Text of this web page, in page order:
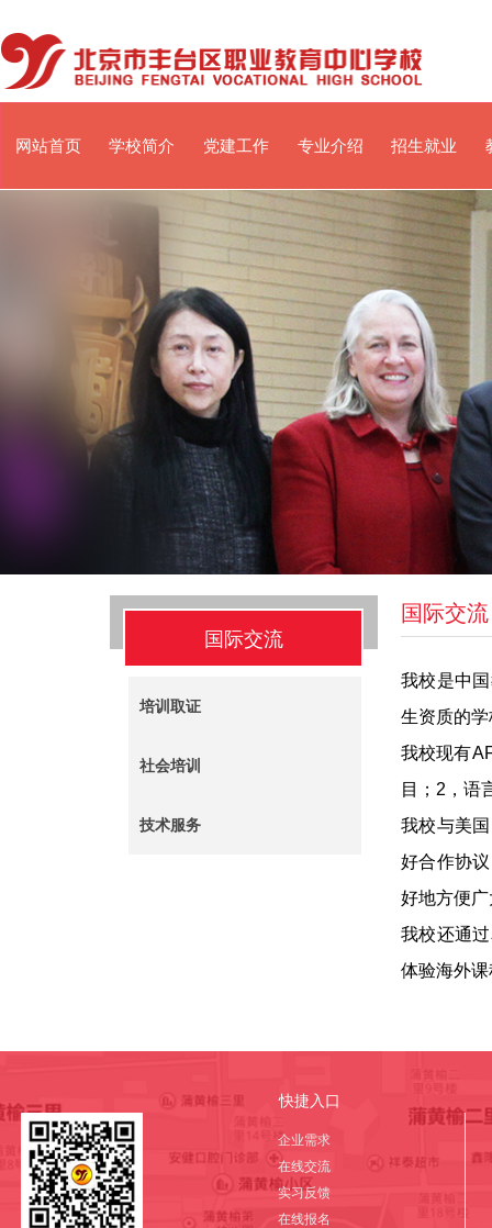
网站首页 学校简介 党建工作 专业介绍 招生就业
国际交流
国际交流
培训取证
社会培训
技术服务
我校是中
生资质的
我校现有
目；2，语
我校与美
好合作协
好地方便
我校还通
体验海外
快捷入口
企业需求
在线交流
实习反馈
在线报名